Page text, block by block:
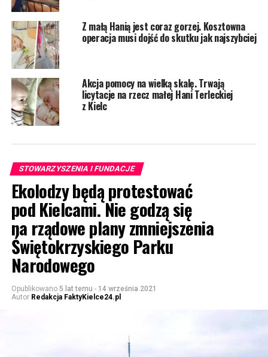
Z małą Hanią jest coraz gorzej. Kosztowna
operacja musi dojść do skutku jak najszybciej
Akcja pomocy na wielką skalę. Trwają
licytacje na rzecz małej Hani Terleckiej
z Kielc
STOWARZYSZENIA I FUNDACJE
Ekolodzy będą protestować
pod Kielcami. Nie godzą się
na rządowe plany zmniejszenia
Świętokrzyskiego Parku
Narodowego
Opublikowano 5 lat temu - 14 września 2021
Autor Redakcja FaktyKielce24.pl